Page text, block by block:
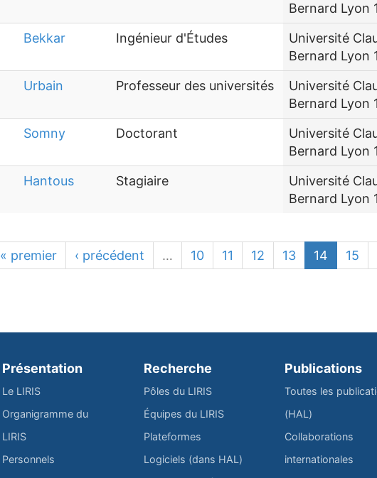
Bernard Lyon 1
Bekkar Ingénieur d'Études
Université
Bernard Lyon 1
Urbain Professeur des universités
Université
Bernard Lyon 1
Somny Doctorant
Université
Bernard Lyon 1
Hantous Stagiaire
Université
Bernard Lyon 1
« premier ‹ précédent … 10 11 12 13 14 15
Présentation
Le LIRIS
Organigramme du
LIRIS
Personnels
Recherche
Pôles du LIRIS
Équipes du LIRIS
Plateformes
Logiciels (dans HAL)
Publications
Toutes les
(HAL)
Collaborations
internationales